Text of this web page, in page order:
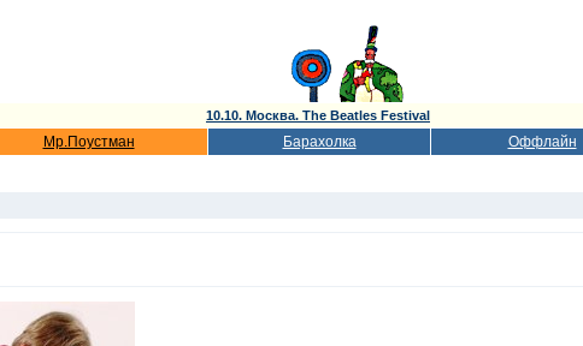
10.10. Москва. The Beatles Festival
Мр.Поустман Барахолка Оффлайн